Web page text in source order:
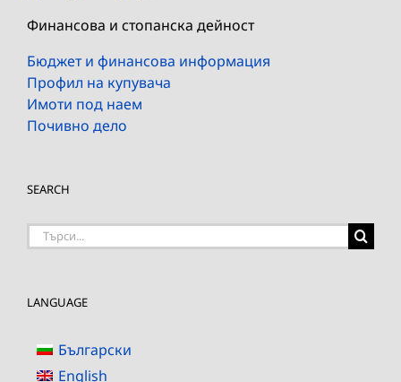
Финансова и стопанска дейност
Бюджет и финансова информация
Профил на купувача
Имоти под наем
Почивно дело
SEARCH
Търсене
LANGUAGE
Български
English